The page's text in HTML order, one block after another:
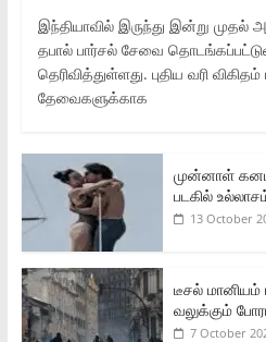
இந்தியாவில் இருந்து இன்று முதல்
தபால் பார்சல் சேவை
தெரிவித்துள்ளது. புதிய வரி
தேவைகளுக்காக
முன்னாள்
படகில்
13 October
டீசல் மானியம்
வலுக்கும்
7 October